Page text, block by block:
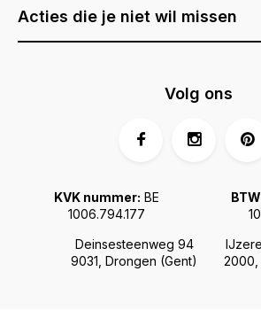
Acties die je niet wil missen
Deinsesteenweg 94
9031, Drongen (Gent)
2000,
KVK nummer: BE
1006.794.177
Volg ons